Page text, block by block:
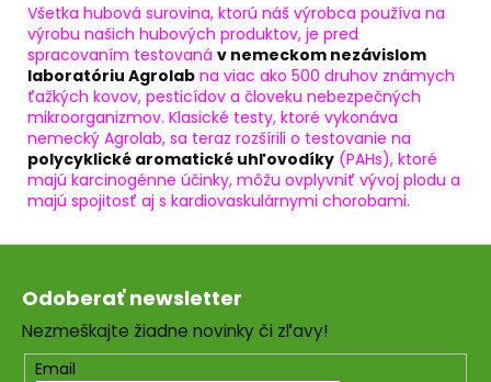
Všetka hubová surovina, ktorú náš výrobca používa na
výrobu našich hubových produktov, je pred
spracovaním testovaná v nemeckom nezávislom
laboratóriu Agrolab na viac ako 500 druhov známych
ťažkých kovov, pesticídov a človeku nebezpečných
mikroorganizmov. Klasické testy, ktoré vykonáva
nemecký Agrolab, sa teraz rozšírili o testovanie na
polycyklické aromatické uhľovodíky (PAHs), ktoré
majú karcinogénne účinky, môžu ovplyvniť vývoj plodu a
majú spojitosť aj s kardiovaskulárnymi chorobami.
Z
Odoberať newsletter
Nezmeškajte žiadne novinky či zľavy!
Email